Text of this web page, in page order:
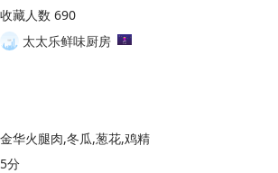
收藏人数 690
太太乐鲜味厨房
金华火腿肉,冬瓜,葱花,鸡精
5分